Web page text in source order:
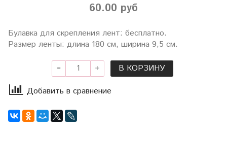
60.00 руб
Булавка для скрепления лент: бесплатно.
Размер ленты: длина 180 см, ширина 9,5 см.
В КОРЗИНУ
Добавить в сравнение